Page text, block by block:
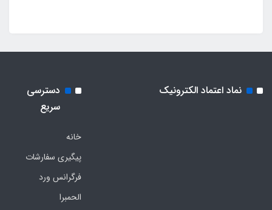
نماد اعتماد الکترونیک
دسترسی
سریع
خانه
پیگیری سفارشات
فرگرانس ورد
الحمبرا